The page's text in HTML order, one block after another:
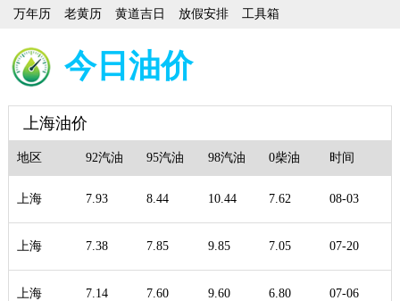
万年历 老黄历 黄道吉日 放假安排 工具箱
今日油价
上海油价
地区 92汽油 95汽油 98汽油 0柴油 时间
上海 7.93 8.44 10.44 7.62 08-03
上海 7.38 7.85 9.85 7.05 07-20
上海 7.14 7.60 9.60 6.80 07-06